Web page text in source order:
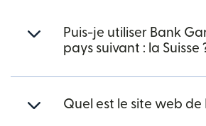
Puis-je utiliser Bank
pays suivant : la Suisse
Quel est le site web de